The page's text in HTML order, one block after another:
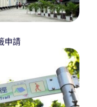
申請